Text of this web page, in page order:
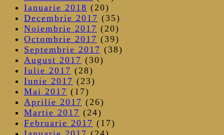
Ianuarie 2018 (20)
Decembrie 2017 (35)
Noiembrie 2017 (20)
Octombrie 2017 (39)
Septembrie 2017 (38)
August 2017 (30)
Iulie 2017 (28)
Iunie 2017 (23)
Mai 2017 (17)
Aprilie 2017 (26)
Martie 2017 (24)
Februarie 2017 (17)